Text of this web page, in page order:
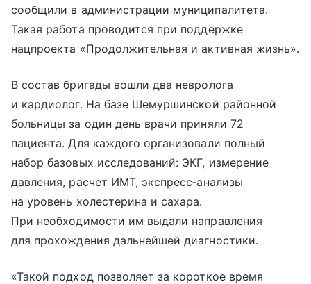
сообщили в администрации муниципалитета.
Такая работа проводится при поддержке
нацпроекта «Продолжительная и активная жизнь».
В состав бригады вошли два невролога
и кардиолог. На базе Шемуршинской районной
больницы за один день врачи приняли 72
пациента. Для каждого организовали полный
набор базовых исследований: ЭКГ, измерение
давления, расчет ИМТ, экспресс‑анализы
на уровень холестерина и сахара.
При необходимости им выдали направления
для прохождения дальнейшей диагностики.
«Такой подход позволяет за короткое время